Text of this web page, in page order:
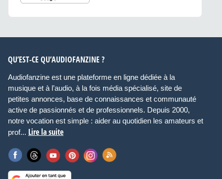
QU’EST-CE QU’AUDIOFANZINE ?
Audiofanzine est une plateforme en ligne dédiée à la
musique et à l’audio, à la fois média spécialisé, site de
petites annonces, base de connaissances et communauté
active de passionnés et de professionnels. Depuis 2000,
notre vocation est simple : aider au quotidien les amateurs et
prof... Lire la suite